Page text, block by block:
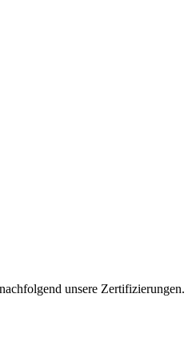
unsere Zertifizierungen.